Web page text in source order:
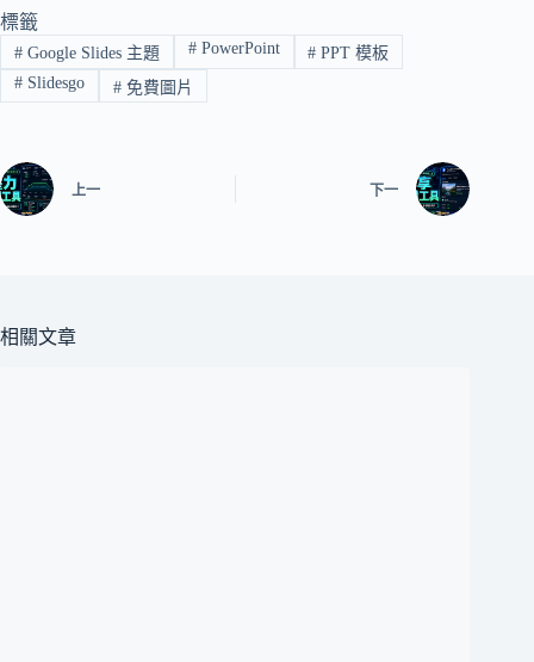
標籤
#Google Slides 主題 #PowerPoint # PPT 模板
#Slidesgo #免費圖片
上一 下一
相關文章